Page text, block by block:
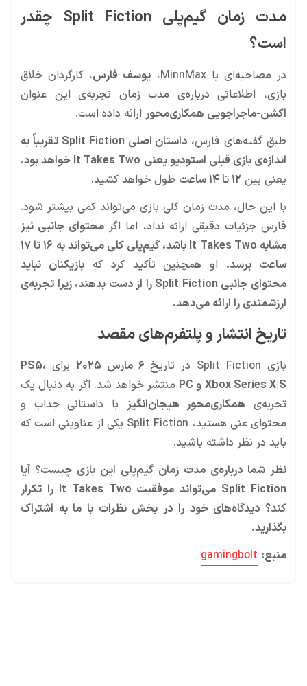
مدت زمان گیم‌پلی Split Fiction چقدر
است؟
در مصاحبه‌ای با MinnMax، یوسف فارس، کارگردان خلاق
بازی، اطلاعاتی درباره‌ی مدت زمان تجربه‌ی این عنوان
اکشن-ماجراجویی همکاری‌محور ارائه داده است.
طبق گفته‌های فارس،
داستان اصلی Split Fiction تقریباً به
اندازه‌ی بازی قبلی استودیو یعنی It Takes Two خواهد بود
،
یعنی بین ۱۲ تا ۱۴ ساعت
طول خواهد کشید.
با این حال، مدت زمان کلی بازی می‌تواند کمی بیشتر شود.
فارس جزئیات دقیقی ارائه نداد، اما اگر محتوای جانبی نیز
مشابه It Takes Two باشد، گیم‌پلی کلی می‌تواند به ۱۶ تا ۱۷
ساعت برسد. او همچنین تأکید کرد کهبازیکنان نباید
محتوای جانبی Split Fiction را از دست بدهند، زیرا تجربه‌ی
ارزشمندی را ارائه می‌دهد.
تاریخ انتشار و پلتفرم‌های مقصد
بازی Split Fiction در تاریخ ۶ مارس ۲۰۲۵ برای PS5،
Xbox Series X|S و PC
منتشر خواهد شد. اگر به دنبال یک
تجربه‌ی همکاری‌محور هیجان‌انگیز با داستانی جذاب و
محتوای غنی هستید، Split Fiction یکی از عناوینی است که
باید در نظر داشته باشید.
نظر شما درباره‌ی مدت زمان گیم‌پلی این بازی چیست؟ آیا
Split Fiction می‌تواند موفقیت It Takes Two را تکرار
کند؟ دیدگاه‌های خود را در بخش نظرات با ما به اشتراک
بگذارید.
منبع: gamingbolt